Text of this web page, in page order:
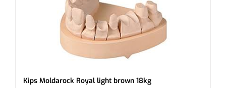
Kips Moldarock Royal light brown 18kg